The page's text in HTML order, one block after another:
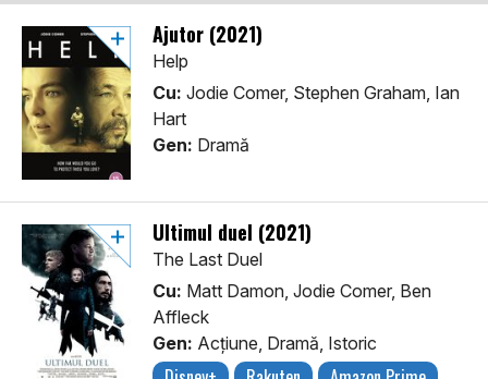
Ajutor (2021)
Help
Cu: Jodie Comer, Stephen Graham, Ian
Hart
Gen: Dramă
Ultimul duel (2021)
The Last Duel
Cu: Matt Damon, Jodie Comer, Ben
Affleck
Gen: Acţiune, Dramă, Istoric